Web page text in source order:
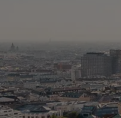
ッ
プ
へ